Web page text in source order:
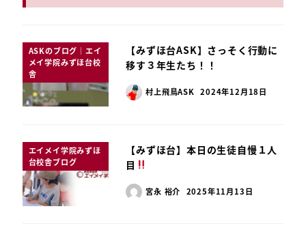
ASKのブログ｜エイ
メイ学院みずほ台校
舎
【みずほ台ASK】さっそく行動に
移す３年生たち！！
村上飛鳥ASK 2024年12月18日
エイメイ学院みずほ
台校舎ブログ
【みずほ台】本日の生徒自慢１人
目
宮永 裕介 2025年11月13日